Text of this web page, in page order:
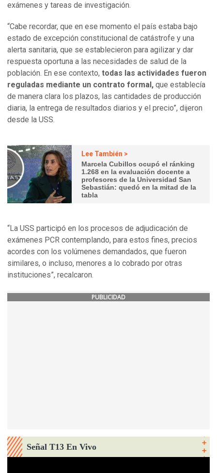
exámenes y tareas de investigación.
“Cabe recordar, que en ese momento el país estaba bajo
estado de excepción constitucional de catástrofe y una
alerta sanitaria, que se establecieron para agilizar y dar
respuesta oportuna a las necesidades de salud de la
población. En ese contexto, todas las actividades fueron
reguladas mediante un contrato formal, que establecía
de manera clara los plazos, las cantidades de producción
diaria, la entrega de resultados diarios y el precio”, dijeron
desde la USS.
Lee También >
Marcela Cubillos ocupó el ránking
1.268 en la evaluación docente a
profesores de la Universidad San
Sebastián: quedó en la mitad de la
tabla
“La USS participó en los procesos de adjudicación de
exámenes PCR contemplando, para estos fines, precios
acordes con los volúmenes demandados, que fueron
similares, o incluso, menores a lo cobrado por otras
instituciones”, recalcaron.
PUBLICIDAD
Señal T13 En Vivo